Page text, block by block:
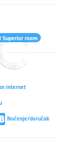
Superior room
internet
Noćenje/doručak